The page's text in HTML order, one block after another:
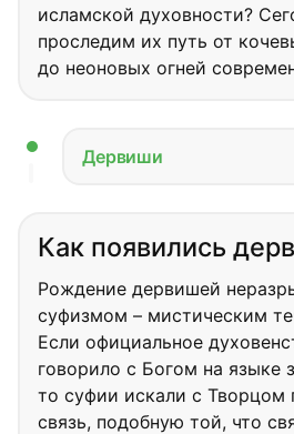
исламской духовности?
проследим их путь от
до неоновых огней
Дервиши
Как появились
Рождение дервишей
суфизмом – мистическим
Если официальное
говорило с Богом на языке
то суфии искали с
связь, подобную той, что